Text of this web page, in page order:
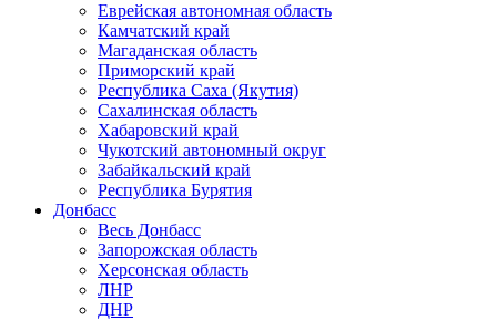
Еврейская автономная область
Камчатский край
Магаданская область
Приморский край
Республика Саха (Якутия)
Сахалинская область
Хабаровский край
Чукотский автономный округ
Забайкальский край
Республика Бурятия
Донбасс
Весь Донбасс
Запорожская область
Херсонская область
ЛНР
ДНР